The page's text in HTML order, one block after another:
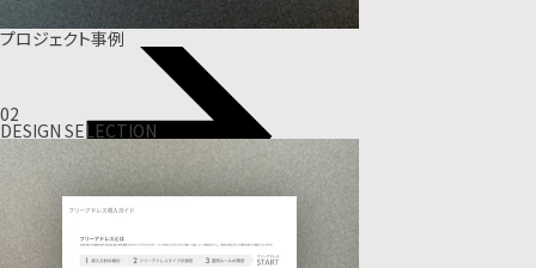
プロジェクト事例
02
DESIGN SELECTION